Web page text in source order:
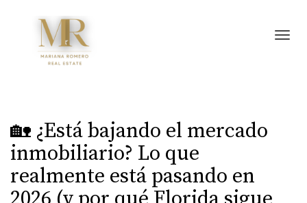
🏡 ¿Está bajando el mercado
inmobiliario? Lo que
realmente está pasando en